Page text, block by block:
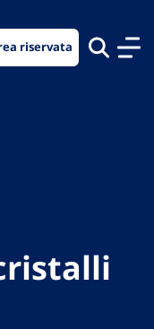
riservata